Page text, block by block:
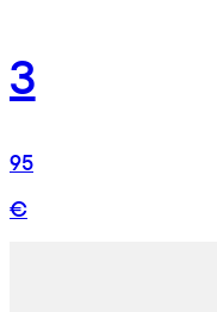
3
95
€